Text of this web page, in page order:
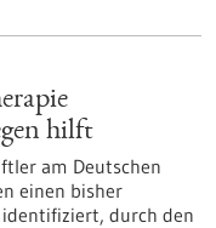
hilft
am Deutschen
einen bisher
durch den